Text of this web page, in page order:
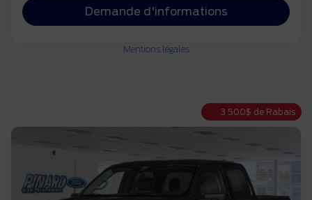
Demande d'informations
Mentions légales
3 500$ de Rabais